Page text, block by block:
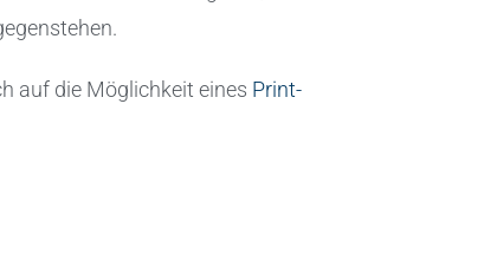
auf die Möglichkeit eines Print-